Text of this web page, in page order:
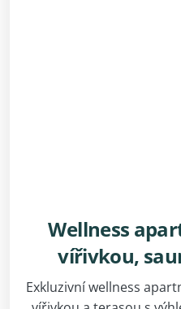
Wellness
vířivkou,
Exkluzivní wellness